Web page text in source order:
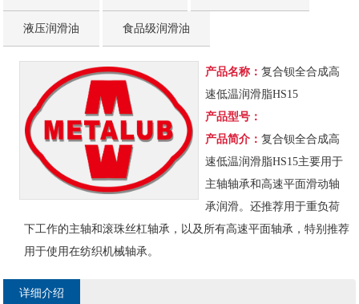
液压润滑油 食品级润滑油
产品名称：复合钡全合成高
速低温润滑脂HS15
产品型号：
产品简介：复合钡全合成高
速低温润滑脂HS15主要用于
主轴轴承和高速平面滑动轴
承润滑。还推荐用于重负荷
下工作的主轴和滚珠丝杠轴承，以及所有高速平面轴承，特别推荐
用于使用在纺织机械轴承。
详细介绍